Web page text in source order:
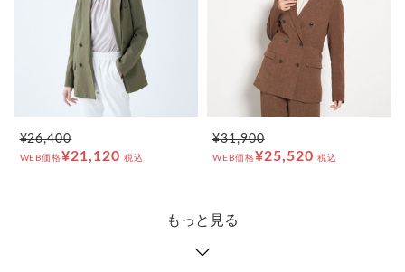
¥26,400
WEB価格¥21,120 税込
¥31,900
WEB価格¥25,520 税込
もっと見る